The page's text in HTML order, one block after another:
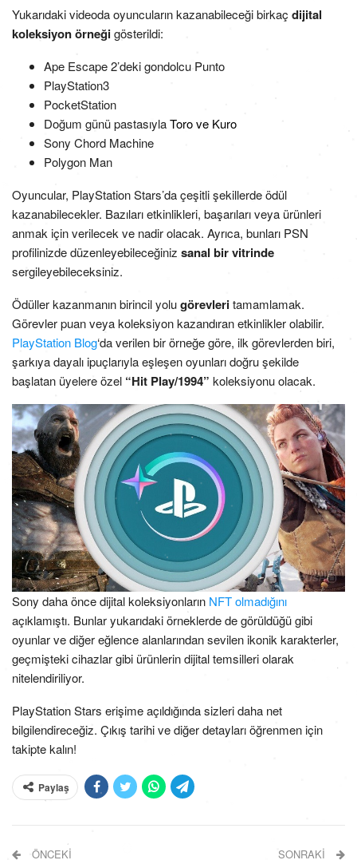
Yukarıdaki videoda oyuncuların kazanabileceği birkaç dijital
koleksiyon örneğigösterildi:
Ape Escape 2’deki gondolcu Punto
PlayStation3
PocketStation
Doğum günü pastasıylaToro ve Kuro
Sony Chord Machine
Polygon Man
Oyuncular, PlayStation Stars’da çeşitli şekillerde ödül
kazanabilecekler. Bazıları etkinlikleri, başarıları veya ürünleri
anmak için verilecek ve nadir olacak. Ayrıca, bunları PSN
profilinizde düzenleyebileceğiniz sanal bir vitrinde
sergileyebileceksiniz.
Ödüller kazanmanın birincil yolugörevleritamamlamak.
Görevler puan veya koleksiyon kazandıran etkinlikler olabilir.
PlayStation Blog‘da verilen bir örneğe göre, ilk görevlerden biri,
şarkıya dayalı ipuçlarıyla eşleşen oyunları doğru şekilde
başlatan üyelere özel “Hit Play/1994” koleksiyonu olacak.
Sony daha önce dijital koleksiyonların NFT olmadığını
açıklamıştı. Bunlar yukarıdaki örneklerde de görüldüğü gibi
oyunlar ve diğer eğlence alanlarından sevilen ikonik karakterler,
geçmişteki cihazlar gibi ürünlerin dijital temsilleri olarak
nitelendiriliyor.
PlayStation Stars erişime açıldığında sizleri daha net
bilgilendireceğiz. Çıkış tarihi ve diğer detayları öğrenmen için
takipte kalın!
Paylaş
ÖNCEKI SONRAKI